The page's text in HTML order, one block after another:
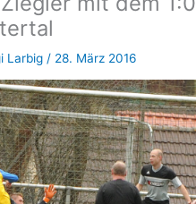
Larbig/ 28. März 2016